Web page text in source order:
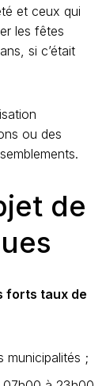
et ceux qui
les fêtes
si c’était
ou des
de
forts taux de
municipalités ;